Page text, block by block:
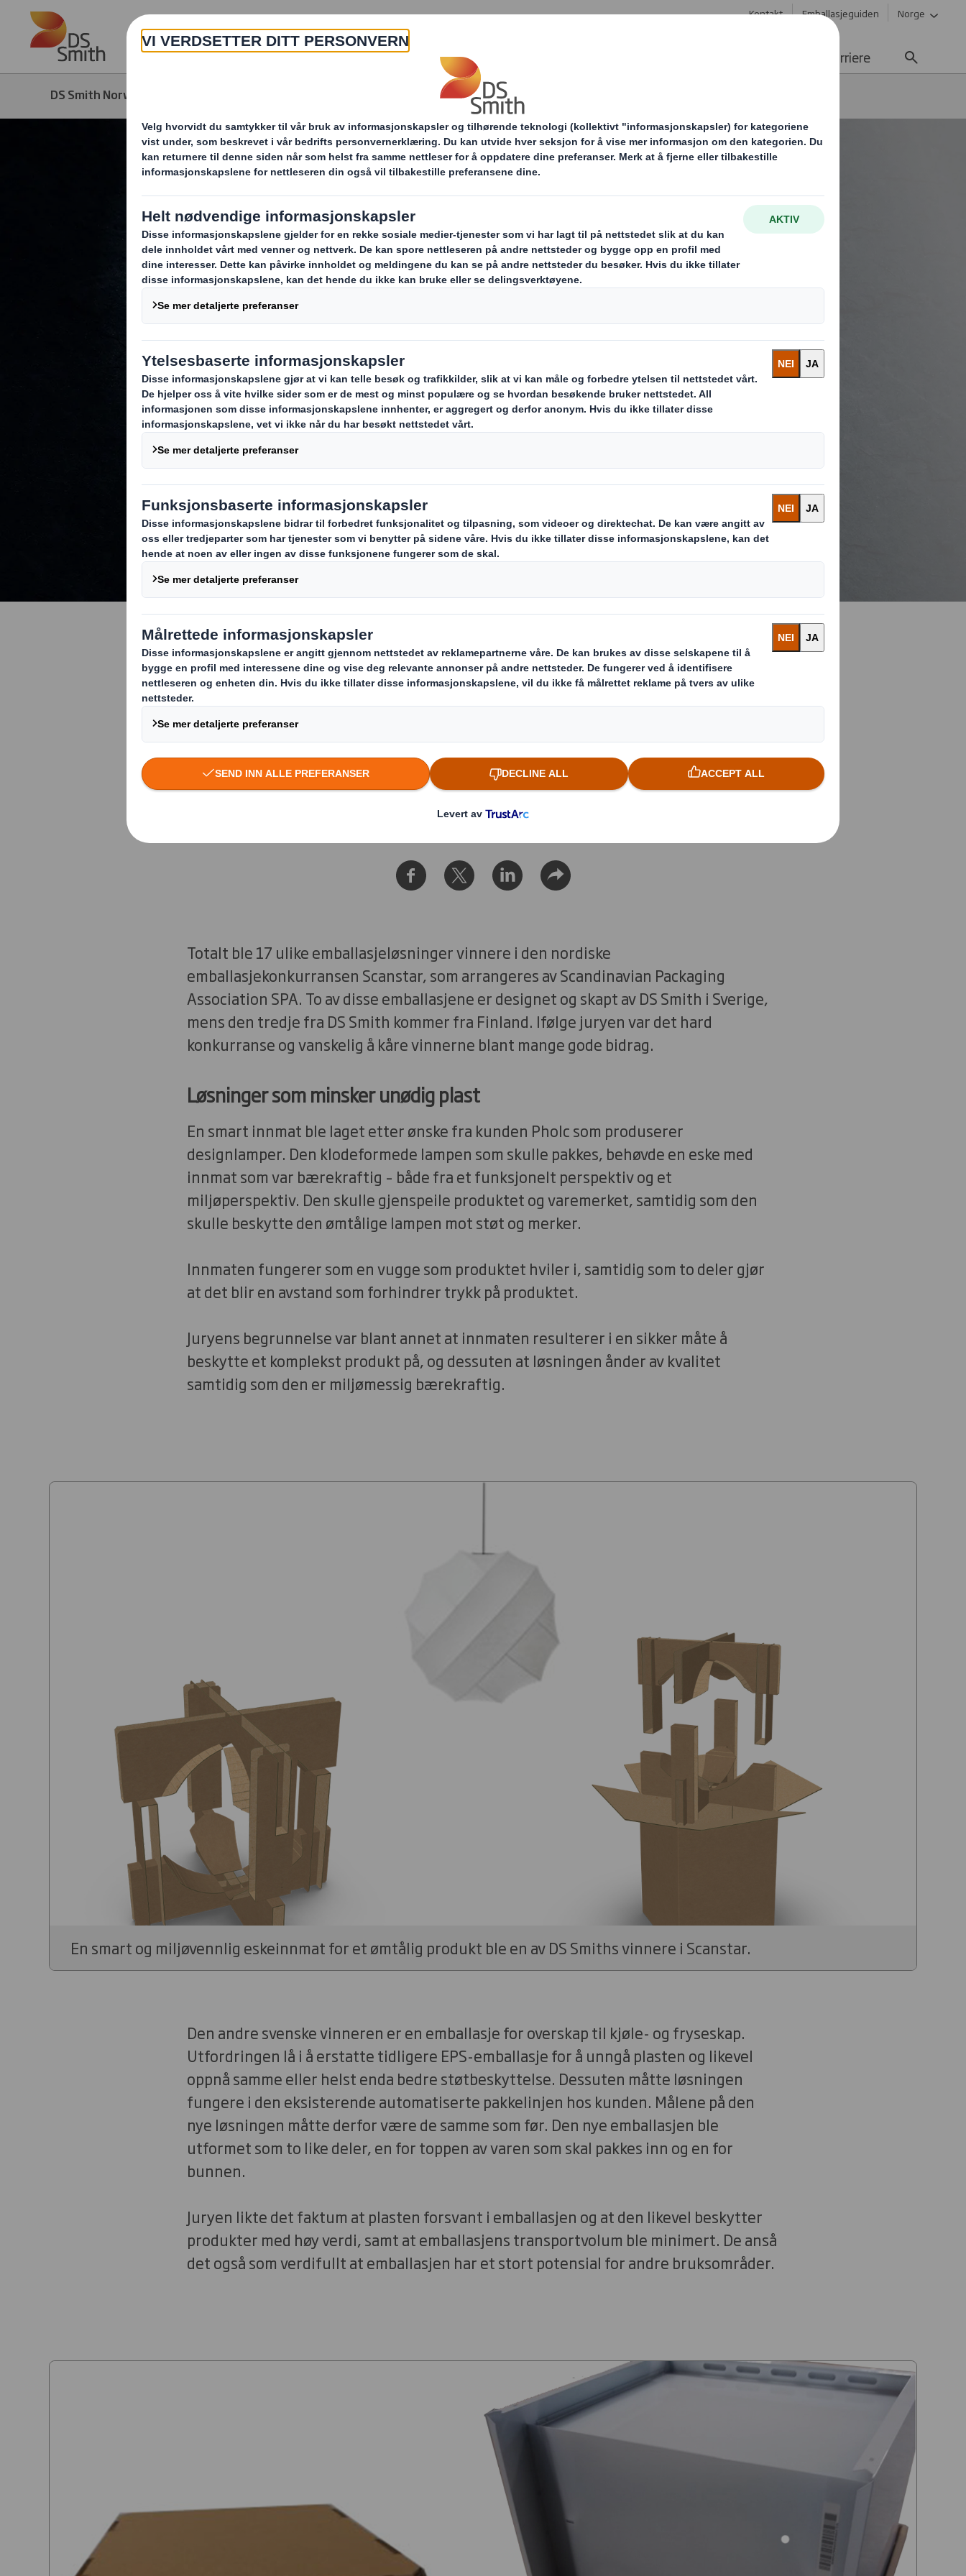
Skip to main content Kontakt Emballasjeguiden Norge
Om oss Karriere
DS Smith Norway Tre Scanstar til DS Smith
Tre Scanstar til DS Smith
Tre innovative emballasjeløsninger, utviklet av oss i DS Smith, er
blitt belønnet med hver sin Scanstar – emballasjebransjens
Totalt ble 17 ulike emballasjeløsninger vinnere i den nordiske
emballasjekonkurransen Scanstar, som arrangeres av Scandinavian Packaging
Association SPA. To av disse emballasjene er designet og skapt av DS Smith i Sverige,
mens den tredje fra DS Smith kommer fra Finland. Ifølge juryen var det hard
konkurranse og vanskelig å kåre vinnerne blant mange gode bidrag.
Løsninger som minsker unødig plast
En smart innmat ble laget etter ønske fra kunden Pholc som produserer
designlamper. Den klodeformede lampen som skulle pakkes, behøvde en eske med
innmat som var bærekraftig – både fra et funksjonelt perspektiv og et
miljøperspektiv. Den skulle gjenspeile produktet og varemerket, samtidig som den
skulle beskytte den ømtålige lampen mot støt og merker.
Innmaten fungerer som en vugge som produktet hviler i, samtidig som to deler gjør
at det blir en avstand som forhindrer trykk på produktet.
Juryens begrunnelse var blant annet at innmaten resulterer i en sikker måte å
beskytte et komplekst produkt på, og dessuten at løsningen ånder av kvalitet
samtidig som den er miljømessig bærekraftig.
En smart og miljøvennlig eskeinnmat for et ømtålig produkt ble en av DS Smiths vinnere i Scanstar.
Den andre svenske vinneren er en emballasje for overskap til kjøle- og fryseskap.
Utfordringen lå i å erstatte tidligere EPS-emballasje for å unngå plasten og likevel
oppnå samme eller helst enda bedre støtbeskyttelse. Dessuten måtte løsningen
fungere i den eksisterende automatiserte pakkelinjen hos kunden. Målene på den
nye løsningen måtte derfor være de samme som før. Den nye emballasjen ble
utformet som to like deler, en for toppen av varen som skal pakkes inn og en for
bunnen.
Juryen likte det faktum at plasten forsvant i emballasjen og at den likevel beskytter
produkter med høy verdi, samt at emballasjens transportvolum ble minimert. De anså
det også som verdifullt at emballasjen har et stort potensial for andre bruksområder.